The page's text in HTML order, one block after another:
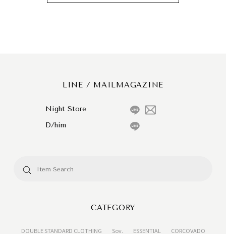
LINE / MAILMAGAZINE
Night Store
D/him
CATEGORY
DOUBLE STANDARD CLOTHING Sov. ESSENTIAL
CORCOVADO